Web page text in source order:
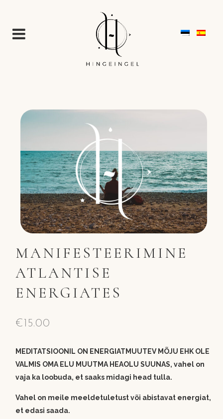
MANIFESTEERIMINE
ATLANTISE
ENERGIATES
€ 15.00
MEDITATSIOONIL ON ENERGIATMUUTEV MÕJU EHK OLE
VALMIS OMA ELU MUUTMA HEAOLU SUUNAS, vahel on
vaja ka loobuda, et saaks midagi head tulla.
Vahel on meile meeldetuletust või abistavat energiat,
et edasi saada.